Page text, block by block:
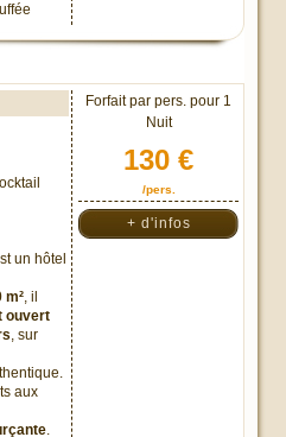
un hôtel
m², il
ouvert
, sur
aux
.
Forfait par pers. pour 1
Nuit
130 €
/pers.
+ d'infos